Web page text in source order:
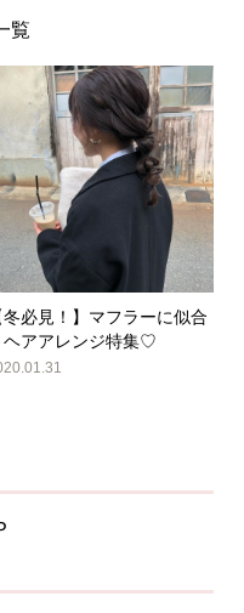
覧
冬必見！】マフラーに似合
ヘアアレンジ特集♡